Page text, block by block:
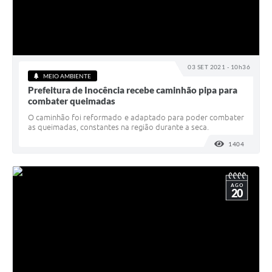
03 SET 2021 - 10h36
MEIO AMBIENTE
Prefeitura de Inocência recebe caminhão pipa para
combater queimadas
O caminhão foi reformado e adaptado para poder combater
as queimadas, constantes na região durante a seca.
1404
AGO
20